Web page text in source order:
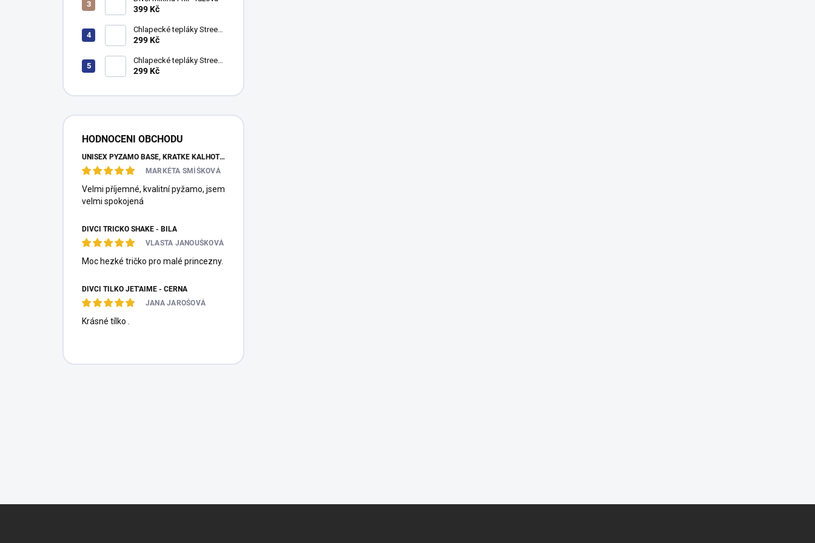
399 Kč
Chlapecké tepláky Street
Style - khaki
299 Kč
Chlapecké tepláky Street
Style - navy
299 Kč
HODNOCENI OBCHODU
UNISEX PYŽAMO BASE, KRÁTKÉ KALHOTY, KRÁTKÝ RUKÁV - TMAVĚ MODRÁ
MARKÉTA SMÍŠKOVÁ
Velmi příjemné, kvalitní pyžamo, jsem
velmi spokojená
DÍVČÍ TRIČKO SHAKE - BÍLÁ
VLASTA JANOUŠKOVÁ
Moc hezké tričko pro malé princezny.
DÍVČÍ TÍLKO JET'AIME - ČERNÁ
JANA JAROŠOVÁ
Krásné tílko .